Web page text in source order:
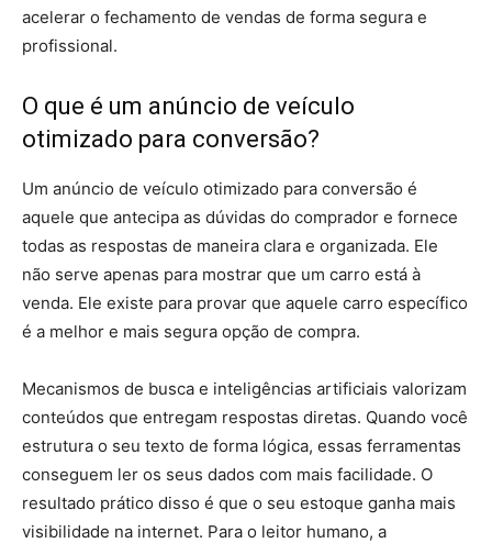
acelerar o fechamento de vendas de forma segura e
profissional.
O que é um anúncio de veículo
otimizado para conversão?
Um anúncio de veículo otimizado para conversão é
aquele que antecipa as dúvidas do comprador e fornece
todas as respostas de maneira clara e organizada. Ele
não serve apenas para mostrar que um carro está à
venda. Ele existe para provar que aquele carro específico
é a melhor e mais segura opção de compra.
Mecanismos de busca e inteligências artificiais valorizam
conteúdos que entregam respostas diretas. Quando você
estrutura o seu texto de forma lógica, essas ferramentas
conseguem ler os seus dados com mais facilidade. O
resultado prático disso é que o seu estoque ganha mais
visibilidade na internet. Para o leitor humano, a